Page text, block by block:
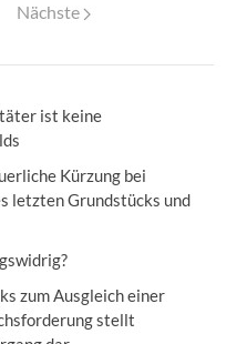
Nächste
ist keine
Kürzung bei
letzten Grundstücks und
zum Ausgleich einer
stellt